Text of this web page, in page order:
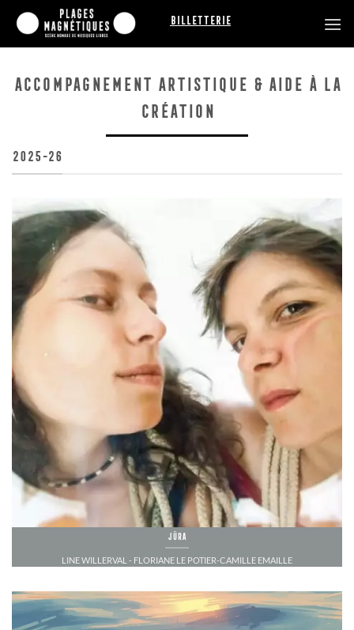
Passer
contenu
Billetterie
ACCOMPAGNEMENT ARTISTIQUE & aide à la
création
2025-26
Jüra
LINE WILLERVAL - FLORIANE LE POTIER-CAMILLE EMAILLE